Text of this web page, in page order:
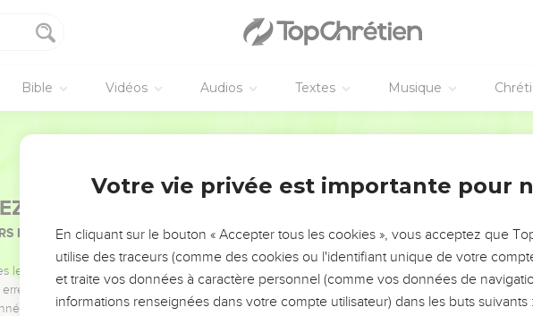
Bible Vidéos Audios Textes Musique
PAS L’ÉVÉNEMENT DE L’ANNÉE !
POUVAIENT VOUS ÉVITER LES VOTRES ?
leaders pour leurs réussites, leur impact, leur foi ou leur vision. Mais on voit
et les saisons difficiles qu'ils ont traversés, alors même que ce sont
Votre vie privée est importante pour
En cliquant sur le bouton « Accepter tous les cookies », vous acceptez que
utilise des traceurs (comme des cookies ou l'identifiant unique de votre
et traite vos données à caractère personnel (comme vos données de
informations renseignées dans votre compte utilisateur) dans les buts suivants :